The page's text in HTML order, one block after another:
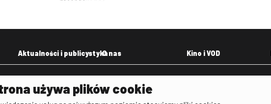
Aktualności i publicystyka
Aktualności
Publicystyka filmowa
O nas Kino i VOD
używa plików cookie